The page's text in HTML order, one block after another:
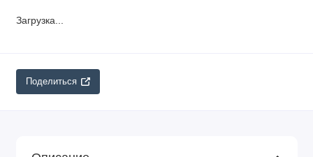
Загрузка...
Поделиться